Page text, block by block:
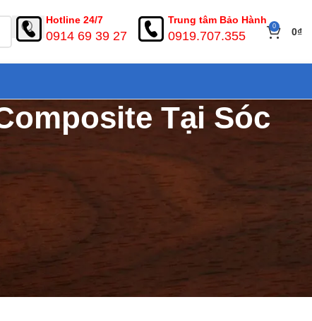
Hotline 24/7
0914 69 39 27
Trung tâm Bảo Hành
0919.707.355
0 0₫
Tại Sóc